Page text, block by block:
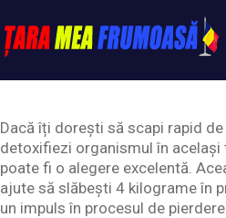
to
content
Tarameafrumoasa
Dacă îți dorești să scapi rapid
detoxifiezi organismul în
poate fi o alegere excelentă.
ajute să slăbești 4 kilograme în
un impuls în procesul de